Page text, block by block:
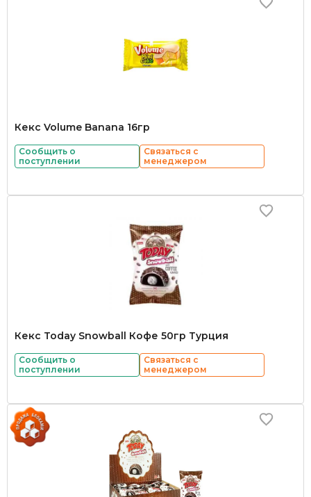
Кекс Volume Banana 16гр
Сообщить о
поступлении
Связаться с
менеджером
Кекс Today Snowball Кофе 50гр Турция
Сообщить о
поступлении
Связаться с
менеджером